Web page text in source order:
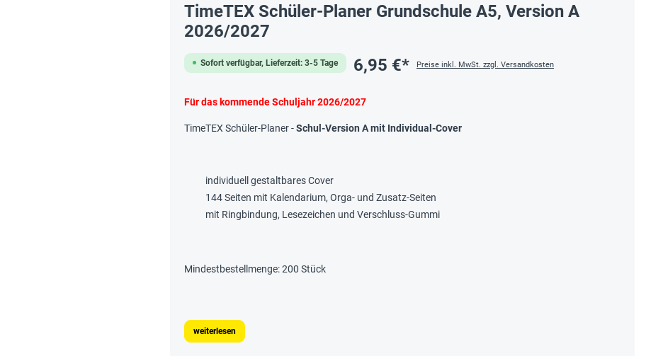
TimeTEX Schüler-Planer Grundschule A5, Version A
2026/2027
Sofort verfügbar, Lieferzeit: 3-5 Tage 6,95 €* Preise inkl. MwSt. zzgl. Versandkosten
Für das kommendeSchuljahr 2026/2027
TimeTEX Schüler-Planer -Schul-Version A mit Individual-Cover
individuell gestaltbares Cover
144 Seiten mit Kalendarium, Orga- und Zusatz-Seiten
mit Ringbindung, Lesezeichen und Verschluss-Gummi
Mindestbestellmenge: 200 Stück
weiterlesen